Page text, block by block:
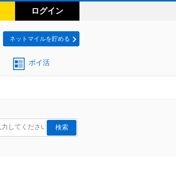
ログイン
ネットマイルを貯める
ポイ活